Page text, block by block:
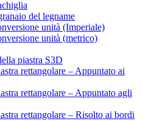
del legname
unità (Imperiale)
unità (metrico)
piastra S3D
rettangolare – Appuntato ai
rettangolare – Appuntato agli
rettangolare – Risolto ai bordi